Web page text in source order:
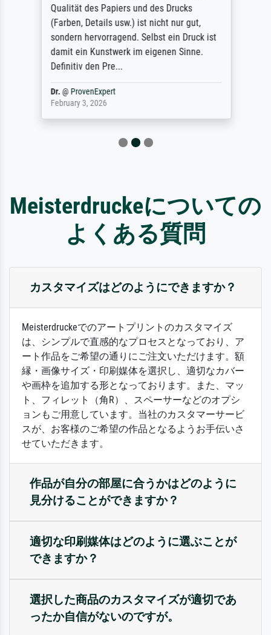
Qualität des Papiers und des Drucks
(Farben, Details usw.) ist nicht nur gut,
sondern hervorragend. Selbst ein Druck ist
damit ein Kunstwerk im eigenen Sinne.
Definitiv den Pre...
Dr.@ ProvenExpert
February 3, 2026
Meisterdruckeについての
よくある質問
カスタマイズはどのようにできますか？
Meisterdruckeでのアートプリントのカスタマイズ
は、シンプルで直感的なプロセスとなっており、ア
ート作品をご希望の通りにご注文いただけます。額
縁・画像サイズ・印刷媒体を選択し、適切なカバー
や画枠を追加する形となっております。また、マッ
ト、フィレット（角R）、スペーサーなどのオプシ
ョンもご用意しています。当社のカスタマーサービ
スが、お客様のご希望の作品となるようお手伝いさ
せていただきます。
作品が自分の部屋に合うかはどのように
見分けることができますか？
適切な印刷媒体はどのように選ぶことが
できますか？
選択した商品のカスタマイズが適切であ
ったか自信がないのですが。